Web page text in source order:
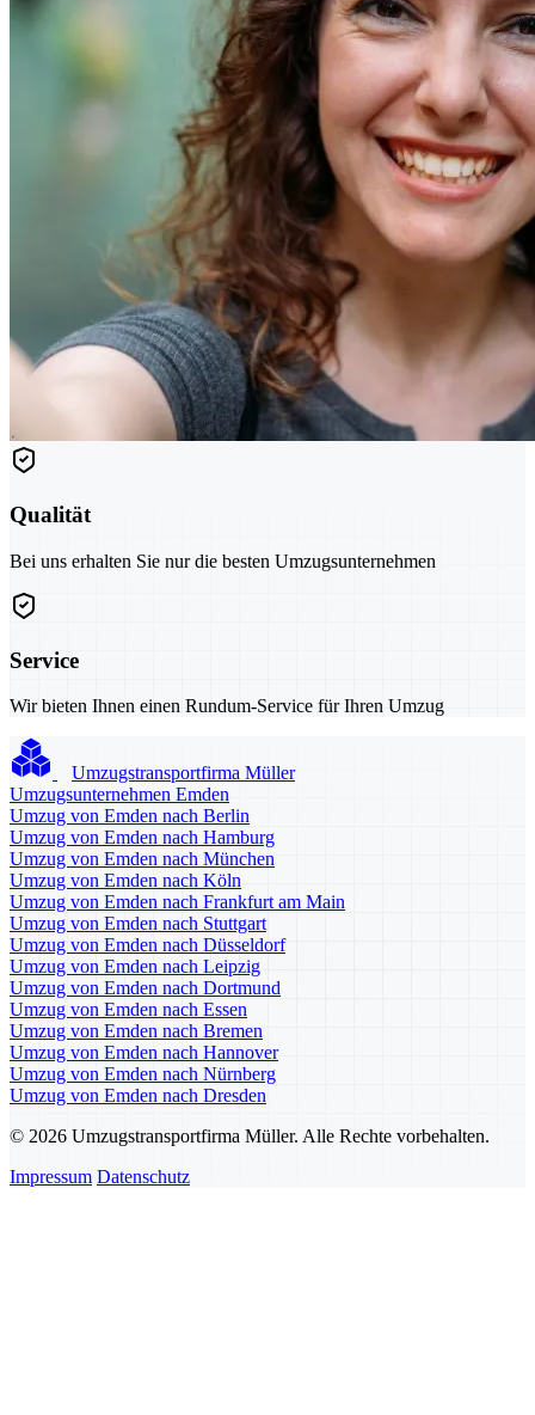
Qualität
Bei uns erhalten Sie nur die besten Umzugsunternehmen
Service
Wir bieten Ihnen einen Rundum-Service für Ihren Umzug
Umzugstransportfirma Müller
Umzugsunternehmen Emden
Umzug von Emden nach Berlin
Umzug von Emden nach Hamburg
Umzug von Emden nach München
Umzug von Emden nach Köln
Umzug von Emden nach Frankfurt am Main
Umzug von Emden nach Stuttgart
Umzug von Emden nach Düsseldorf
Umzug von Emden nach Leipzig
Umzug von Emden nach Dortmund
Umzug von Emden nach Essen
Umzug von Emden nach Bremen
Umzug von Emden nach Hannover
Umzug von Emden nach Nürnberg
Umzug von Emden nach Dresden
© 2026 Umzugstransportfirma Müller. Alle Rechte vorbehalten.
Impressum Datenschutz